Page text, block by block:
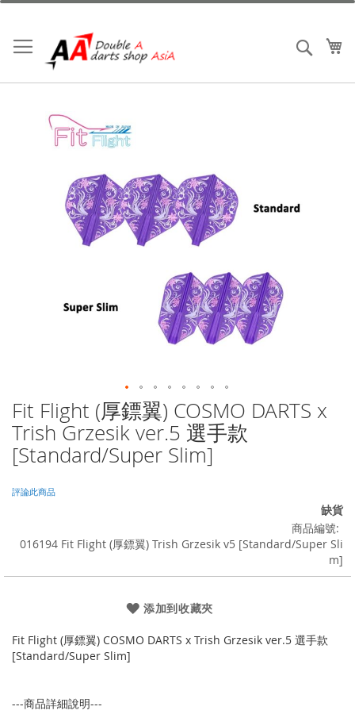
跳
內
容
搜索
Fit Flight (厚鏢翼) COSMO DARTS x
Trish Grzesik ver.5 選手款
[Standard/Super Slim]
評論此商品
缺貨
商品編號
016194 Fit Flight (厚鏢翼) Trish Grzesik v5 [Standard/Super Sli
m]
添加到收藏夾
Fit Flight (厚鏢翼) COSMO DARTS x Trish Grzesik ver.5 選手款
[Standard/Super Slim]
---商品詳細說明---
Skip
to
the
beginning
of
the
images